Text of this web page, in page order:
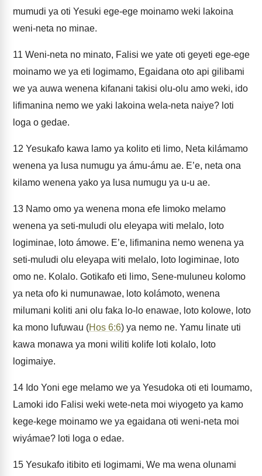
mumudi ya oti Yesuki ege-ege moinamo weki lakoina
weni-neta no minae.
11 Weni-neta no minato, Falisi we yate oti geyeti ege-ege
moinamo we ya eti logimamo, Egaidana oto api gilibami
we ya auwa wenena kifanani takisi olu-olu amo weki, ido
lifimanina nemo we yaki lakoina wela-neta naiye? loti
loga o gedae.
12 Yesukafo kawa lamo ya kolito eti limo, Neta kilámamo
wenena ya lusa numugu ya ámu-ámu ae. E’e, neta ona
kilamo wenena yako ya lusa numugu ya u-u ae.
13 Namo omo ya wenena mona efe limoko melamo
wenena ya seti-muludi olu eleyapa witi melalo, loto
logiminae, loto ámowe. E’e, lifimanina nemo wenena ya
seti-muludi olu eleyapa witi melalo, loto logiminae, loto
omo ne. Kolalo. Gotikafo eti limo, Sene-muluneu kolomo
ya neta ofo ki numunawae, loto kolámoto, wenena
milumani koliti ani olu faka lo-lo enawae, loto kolowe, loto
ka mono lufuwau (Hos 6:6) ya nemo ne. Yamu linate uti
kawa monawa ya moni wiliti kolife loti kolalo, loto
logimaiye.
14 Ido Yoni ege melamo we ya Yesudoka oti eti loumamo,
Lamoki ido Falisi weki wete-neta moi wiyogeto ya kamo
kege-kege moinamo we ya egaidana oti weni-neta moi
wiyámae? loti loga o edae.
15 Yesukafo itibito eti logimami, We ma wena olunami